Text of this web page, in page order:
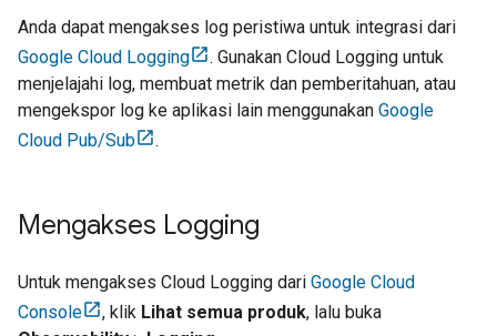
Anda dapat mengakses log peristiwa untuk integrasi dari
Google Cloud Logging
. Gunakan Cloud Logging untuk
menjelajahi log, membuat metrik dan pemberitahuan, atau
mengekspor log ke aplikasi lain menggunakan Google
Cloud Pub/Sub
.
Mengakses Logging
Untuk mengakses Cloud Logging dari Google Cloud
Console
, klik Lihat semua produk, lalu buka